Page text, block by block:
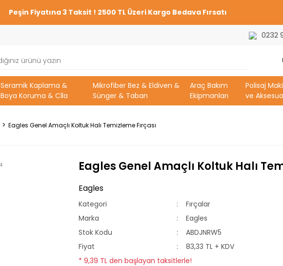
Peşin Fiyatına 3 Taksit ! 2500 TL Üzeri Kargo Bedava Fırsatı
0232
Seramik Kaplama &
Boya Koruma & Cİla
Mikrofiber Bez & Eldiven &
Sünger & Taban
Araç Bakım
Ekipmanları
Polisaj
ve
Eagles Genel Amaçlı Koltuk Halı Temizleme Fırçası
Eagles Genel Amaçlı Koltuk Halı
Eagles
Kategori
Fırçalar
Marka
Eagles
Stok Kodu
ABDJNRW5
Fiyat
83,33 TL + KDV
* 9,39 TL den başlayan taksitlerle!